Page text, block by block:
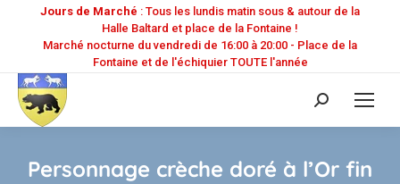
Jours de Marché : Tous les lundis matin sous & autour de la
Halle Baltard et place de la Fontaine !
Marché nocturne du vendredi de 16:00 à 20:00 - Place de la
Fontaine et de l'échiquier TOUTE l'année
Recherche
:
Personnage crèche doré à l’Or fin